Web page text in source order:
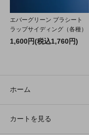
エバーグリーン プラシート
ラップサイディング（各種）
1,600円(税込1,760円)
ホーム
カートを見る